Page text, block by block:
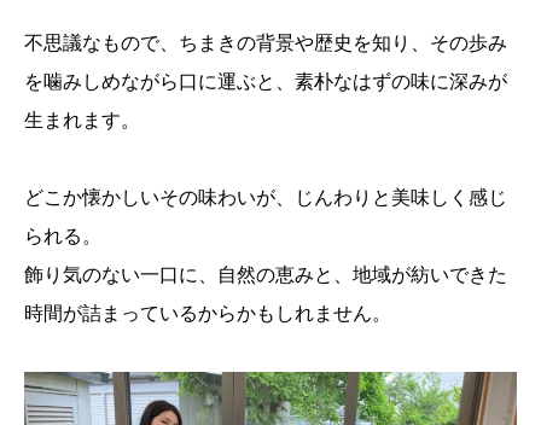
不思議なもので、ちまきの背景や歴史を知り、その歩み
を噛みしめながら口に運ぶと、素朴なはずの味に深みが
生まれます。
どこか懐かしいその味わいが、じんわりと美味しく感じ
られる。
飾り気のない一口に、自然の恵みと、地域が紡いできた
時間が詰まっているからかもしれません。